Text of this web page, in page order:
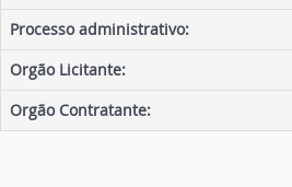
Processo administrativo:
Orgão Licitante:
Orgão Contratante: